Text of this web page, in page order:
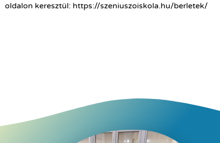
oldalon keresztül: https://szeniuszoiskola.hu/berletek/